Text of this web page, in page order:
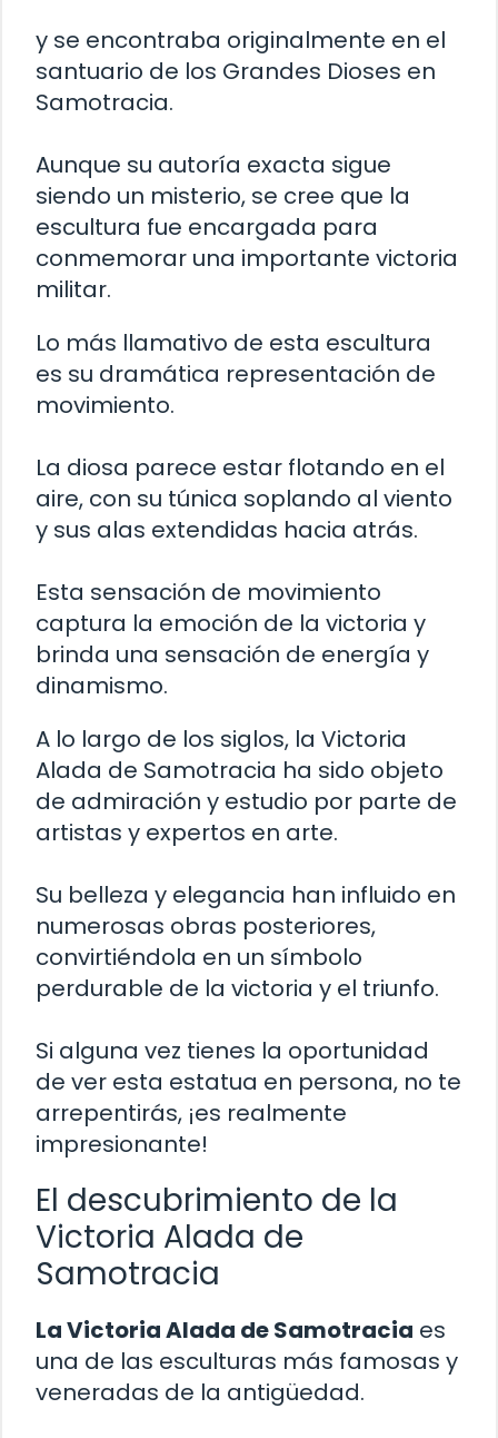
y se encontraba originalmente en el
santuario de los Grandes Dioses en
Samotracia.
Aunque su autoría exacta sigue
siendo un misterio, se cree que la
escultura fue encargada para
conmemorar una importante victoria
militar.
Lo más llamativo de esta escultura
es su dramática representación de
movimiento.
La diosa parece estar flotando en el
aire, con su túnica soplando al viento
y sus alas extendidas hacia atrás.
Esta sensación de movimiento
captura la emoción de la victoria y
brinda una sensación de energía y
dinamismo.
A lo largo de los siglos, la Victoria
Alada de Samotracia ha sido objeto
de admiración y estudio por parte de
artistas y expertos en arte.
Su belleza y elegancia han influido en
numerosas obras posteriores,
convirtiéndola en un símbolo
perdurable de la victoria y el triunfo.
Si alguna vez tienes la oportunidad
de ver esta estatua en persona, no te
arrepentirás, ¡es realmente
impresionante!
El descubrimiento de la
Victoria Alada de
Samotracia
La Victoria Alada de Samotracia es
una de las esculturas más famosas y
veneradas de la antigüedad.